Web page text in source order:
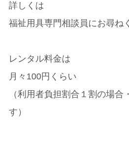
詳しくは
福祉用具専門相談員にお尋ね
レンタル料金は
月々100円くらい
（利用者負担割合１割の場
す）